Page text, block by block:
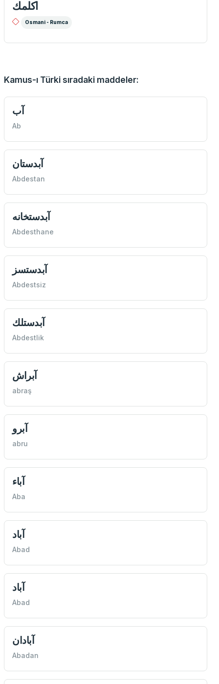
اكلمك
Osmani - Rumca
Kamus-ı Türki sıradaki maddeler:
آب
Ab
آبدستان
Abdestan
آبدستخانه
Abdesthane
آبدستسز
Abdestsiz
آبدستلك
Abdestlik
آبراش
abraş
آبرو
abru
آباء
Aba
آباد
Abad
آباد
Abad
آبادان
Abadan